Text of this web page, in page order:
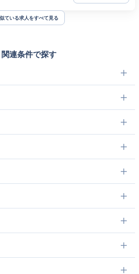
似ている求人をすべて見る
関連条件で探す